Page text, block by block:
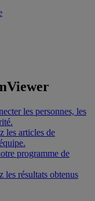
les personnes, les
les articles de
programme de
les résultats obtenus